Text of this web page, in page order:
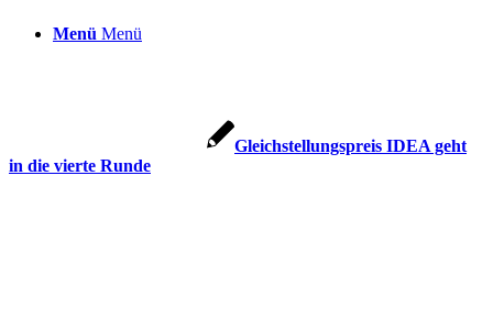
Menü Menü
Gleichstellungspreis IDEA geht
in die vierte Runde